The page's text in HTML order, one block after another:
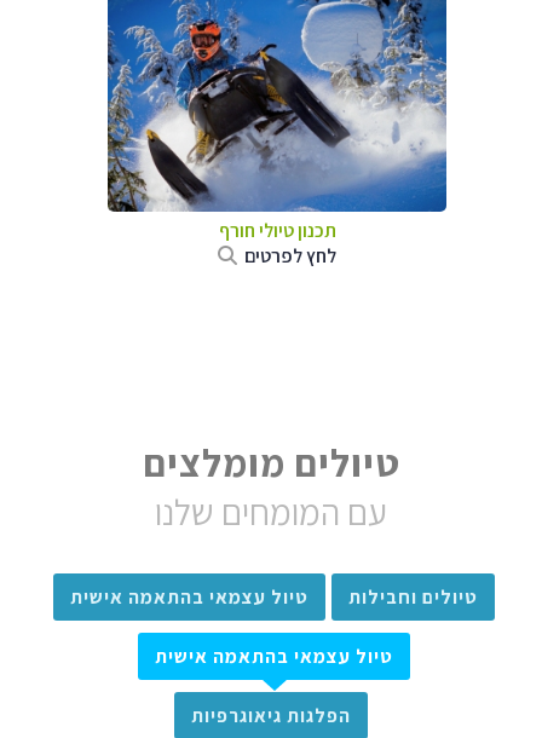
תכנון טיולי חורף
לחץ לפרטים
טיולים מומלצים
עם המומחים שלנו
טיולים וחבילות טיול עצמאי בהתאמה אישית
טיול עצמאי בהתאמה אישית
הפלגות גיאוגרפיות